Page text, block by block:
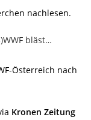
nachlesen.
bläst…
Österreich nach
Kronen Zeitung